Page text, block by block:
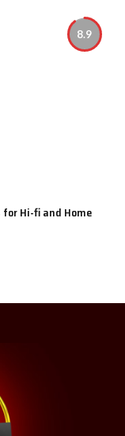
8.9
for Hi-fi and Home